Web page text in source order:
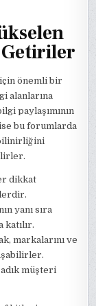
Getiriler
önemli bir
alanlarına
paylaşımının
bu forumlarda
dikkat
yanı sıra
markalarını ve
müşteri